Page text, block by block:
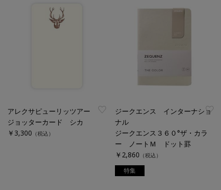
アレクサピューリッツアー
ジョッターカード シカ
￥3,300 （税込）
ジークエンス インターナショ
ナル
ジークエンス３６０°ザ・カラ
ー ノートＭ ドット罫
￥2,860 （税込）
特集